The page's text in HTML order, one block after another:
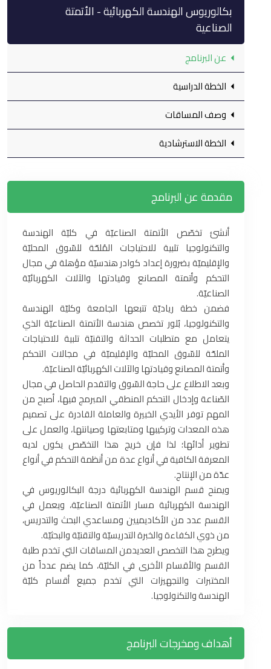
بكالوريوس الهندسة الكهربائية - الأتمتة
الصناعية
عن البرنامج
الخطة الدراسية
وصف المساقات
الخطة الاسترشادية
مقدمة عن البرنامج
أنشئ تخصّص الأتمتة الصناعيّة في كليّة الهندسة
والتكنولوجيا تلبية للاحتياجات المُلحّة للسّوق المحليّة
والإقليميّة بضرورة إعداد كوادر هندسيّة مؤهلة في مجال
التحكم وأتمتة المصانع وقيادتها والآلات الكهربائيّة
الصناعيّة.
فضمن خطة رياديّة تتبعها الجامعة وكليّة الهندسة
والتكنولوجيا، بُلور تخصص هندسة الأتمتة الصناعيّة الذي
يتعامل مع متطلبات الحداثة والتقنيّة تلبية للاحتياجات
الملحّة للسّوق المحليّة والإقليميّة في مجالات التحكم
وأتمتة المصانع وقيادتها والآلات الكهربائيّة الصناعيّة.
وبعد الاطلاع على حاجة السّوق والتقدم الحاصل في مجال
الصّناعة وإدخال التحكم المنطقي المبرمج فيها، أصبح من
المهم توفر الأيدي الخبيرة والعاملة القادرة على تصميم
هذه المعدات وتركيبها ومتابعتها وصيانتها، والعمل على
تطوير أدائها؛ لذا فإن خريج هذا التخصّص يكون لديه
المعرفة الكافية في أنواع عدة من أنظمة التحكم في أنواع
عدّة من الإنتاج.
ويمنح قسم الهندسة الكهربائية درجة البكالوريوس في
الهندسة الكهربائية مسار الأتمتة الصناعيّة، ويعمل في
القسم عدد من الأكاديميين ومساعدي البحث والتدريس،
من ذوي الكفاءة والخبرة التدريسيّة والتقنيّة والبحثيّة.
ويطرح هذا التخصص العديدمن المساقات التي تخدم طلبة
القسم والأقسام الأخرى في الكليّة، كما يضم عدداً من
المختبرات والتجهيزات التي تخدم جميع أقسام كليّة
الهندسة والتكنولوجيا.
أهداف ومخرجات البرنامج